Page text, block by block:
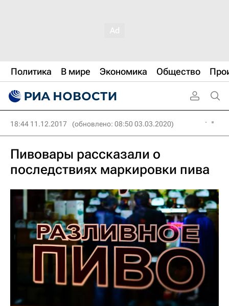
Политика В мире Экономика Общество
18:44 11.12.2017 (обновлено: 08:50 03.03.2020)
Пивовары рассказали о
последствиях маркировки пива